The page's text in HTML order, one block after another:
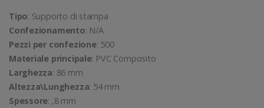
Tipo: Supporto di stampa
Confezionamento: N/A
Pezzi per confezione: 500
Materiale principale: PVC Composito
Larghezza: 86 mm
Altezza\Lunghezza: 54 mm
Spessore: ,8 mm